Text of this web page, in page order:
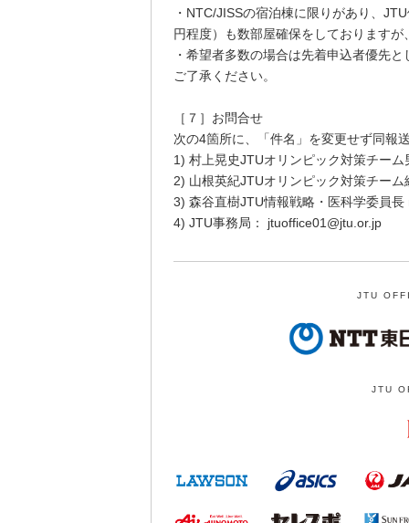
・NTC/JISSの宿泊棟に限りがあり、
円程度）も数部屋確保をしております
・希望者多数の場合は先着申込者優先
ご了承ください。
［７］お問合せ
次の4箇所に、「件名」を変更せず同報
1) 村上晃史JTUオリンピック対策チー
2) 山根英紀JTUオリンピック対策チー
3) 森谷直樹JTU情報戦略・医科学委員
4) JTU事務局： jtuoffice01@jtu.or.jp
JTU
JTU